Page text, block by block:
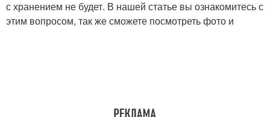
с хранением не будет. В нашей статье вы ознакомитесь с
этим вопросом, так же сможете посмотреть фото и